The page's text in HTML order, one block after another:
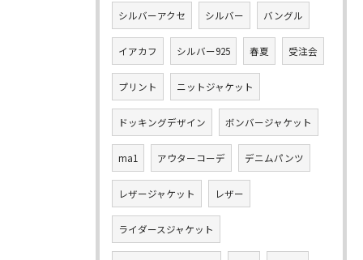
シルバーアクセ シルバー バングル
イアカフ シルバー925 春夏 受注会
プリント ニットジャケット
ドッキングデザイン ボンバージャケット
ma1 アウターコーデ デニムパンツ
レザージャケット レザー
ライダースジャケット